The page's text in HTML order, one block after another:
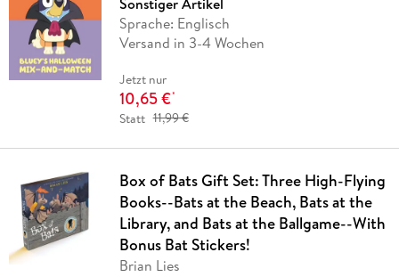
Sprache: Englisch
Versand in 3-4 Wochen
Jetzt nur
10,65 €*
Statt 11,99 €
Box of Bats Gift Set: Three High-Flying
Books--Bats at the Beach, Bats at the
Library, and Bats at the Ballgame--With
Bonus Bat Stickers!
Brian Lies